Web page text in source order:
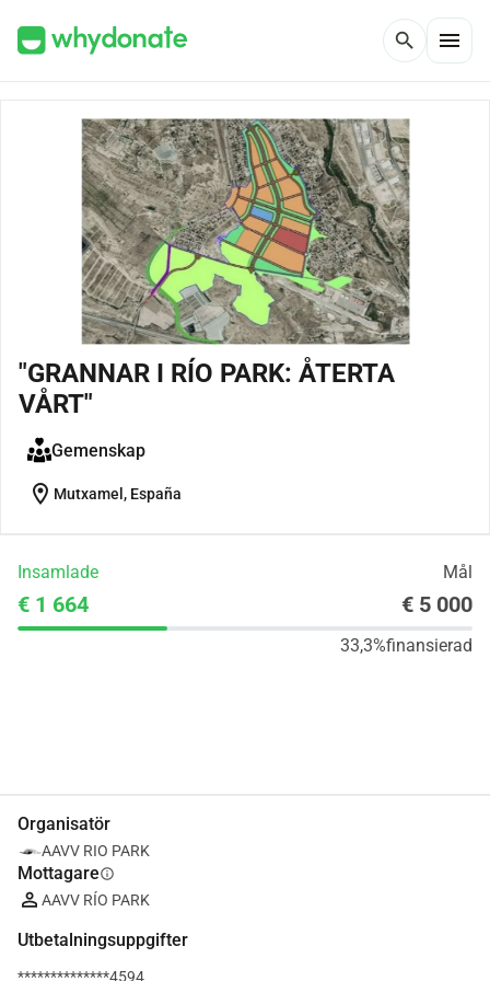
search menu
"GRANNAR I RÍO PARK: ÅTERTA
VÅRT"
Gemenskap
location_on Mutxamel, España
Insamlade Mål
€ 1 664 € 5 000
33,3%finansierad
Organisatör
AAVV RIO PARK
Mottagareinfo
AAVV RÍO PARK
Utbetalningsuppgifter
**************4594